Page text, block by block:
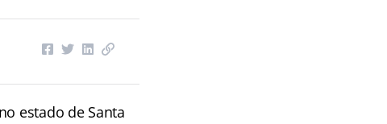
estado de Santa